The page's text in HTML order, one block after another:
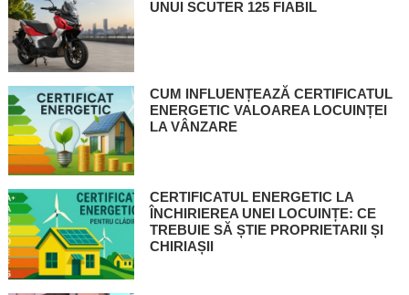
UNUI SCUTER 125 FIABIL
CUM INFLUENȚEAZĂ CERTIFICATUL
ENERGETIC VALOAREA LOCUINȚEI
LA VÂNZARE
CERTIFICATUL ENERGETIC LA
ÎNCHIRIEREA UNEI LOCUINȚE: CE
TREBUIE SĂ ȘTIE PROPRIETARII ȘI
CHIRIAȘII